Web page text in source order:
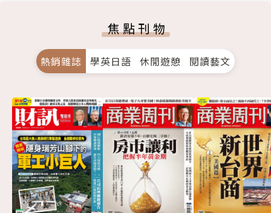
焦點刊物
熱銷雜誌 學英日語 休閒遊憩 閱讀藝文